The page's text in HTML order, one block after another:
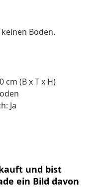
Boden.
cm (B x T x H)
Ja
und bist
ein Bild davon